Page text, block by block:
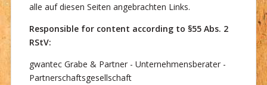
alle auf diesen Seiten angebrachten Links.
Responsible for content according to §55 Abs. 2
RStV:
gwantec Grabe & Partner - Unternehmensberater -
Partnerschaftsgesellschaft